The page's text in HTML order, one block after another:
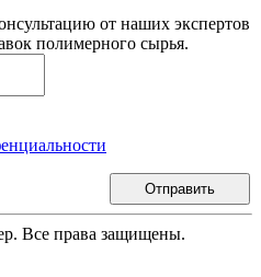
от наших экспертов
полимерного сырья.
Отправить
Все права защищены.